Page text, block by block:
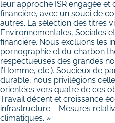
leur approche ISR engagée
financière, avec un souci de
autres. La sélection des titres
Environnementales, Sociales
financière. Nous excluons les
pornographie et du charbon
respectueuses des grandes
l’Homme, etc.). Soucieux de
durable, nous privilégions
orientées vers quatre de ces
Travail décent et croissance
infrastructure – Mesures
climatiques. »